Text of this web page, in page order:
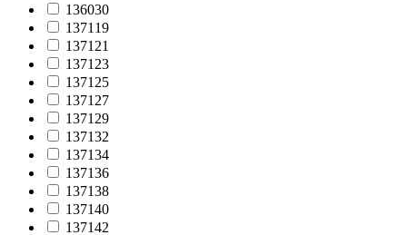
136030
137119
137121
137123
137125
137127
137129
137132
137134
137136
137138
137140
137142